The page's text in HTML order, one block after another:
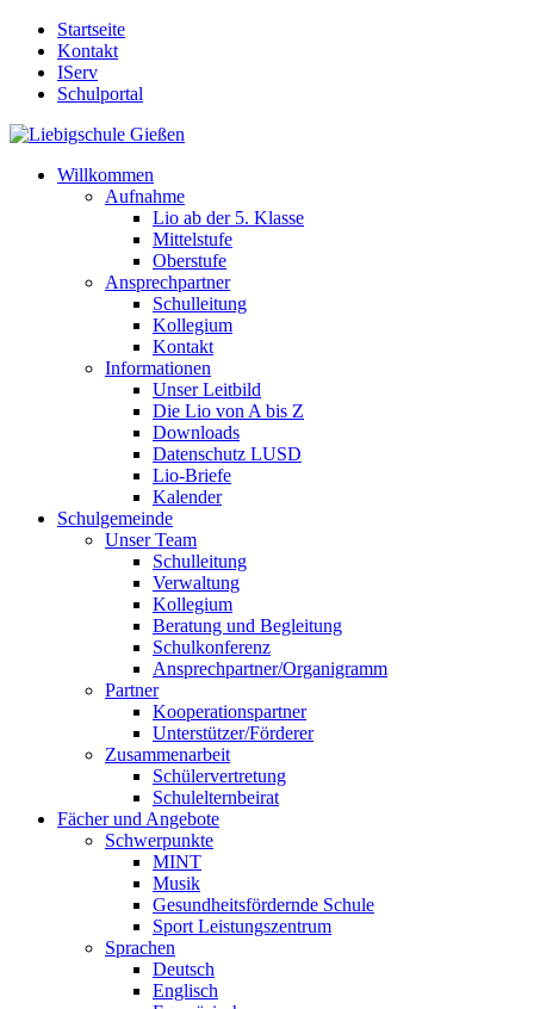
Startseite
Kontakt
IServ
Schulportal
Willkommen
Aufnahme
Lio ab der 5. Klasse
Mittelstufe
Oberstufe
Ansprechpartner
Schulleitung
Kollegium
Kontakt
Informationen
Unser Leitbild
Die Lio von A bis Z
Downloads
Datenschutz LUSD
Lio-Briefe
Kalender
Schulgemeinde
Unser Team
Schulleitung
Verwaltung
Kollegium
Beratung und Begleitung
Schulkonferenz
Ansprechpartner/Organigramm
Partner
Kooperationspartner
Unterstützer/Förderer
Zusammenarbeit
Schülervertretung
Schulelternbeirat
Fächer und Angebote
Schwerpunkte
MINT
Musik
Gesundheitsfördernde Schule
Sport Leistungszentrum
Sprachen
Deutsch
Englisch